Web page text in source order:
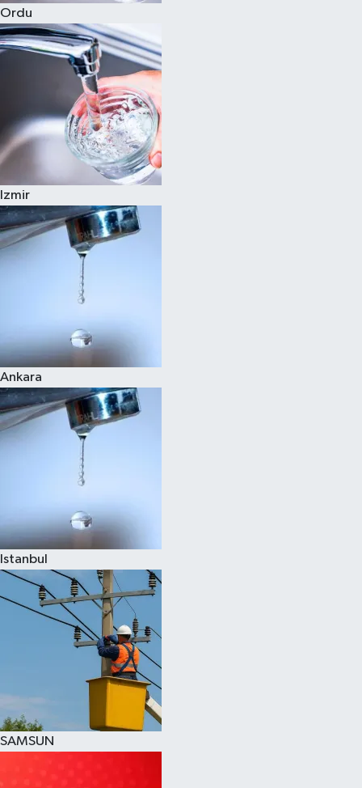
Ordu
Izmir
Ankara
Istanbul
SAMSUN